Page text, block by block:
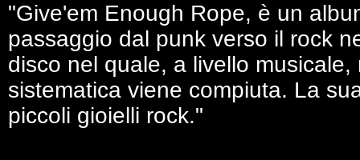
"Give'em Enough Rope, è un
passaggio dal punk verso il rock
disco nel quale, a livello
sistematica viene compiuta. La
piccoli gioielli rock."